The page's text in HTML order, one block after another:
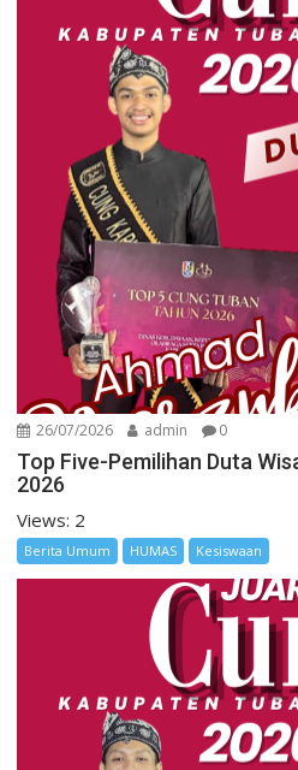
26/07/2026 admin 0
Top Five-Pemilihan Duta
2026
Views: 2
Berita Umum HUMAS Kesiswaan